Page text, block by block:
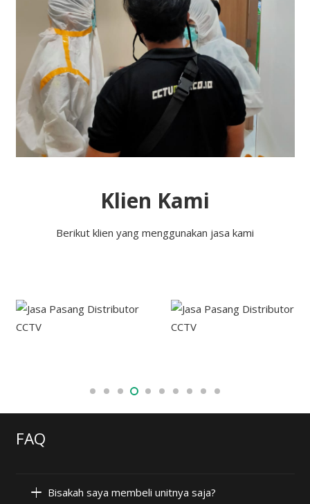
Klien Kami
Berikut klien yang menggunakan jasa kami
FAQ
Bisakah saya membeli unitnya saja?